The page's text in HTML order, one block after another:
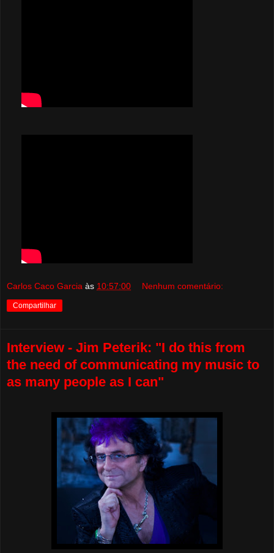
Carlos Caco Garcia às 10:57:00 Nenhum comentário:
Compartilhar
Interview - Jim Peterik: "I do this from
the need of communicating my music to
as many people as I can"